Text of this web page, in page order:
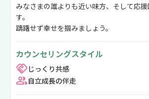
みなさまの誰よりも近い味方、そして応
す。
躊躇せず幸せを掴みましょう。
カウンセリングスタイル
じっくり共感
自立成長の伴走